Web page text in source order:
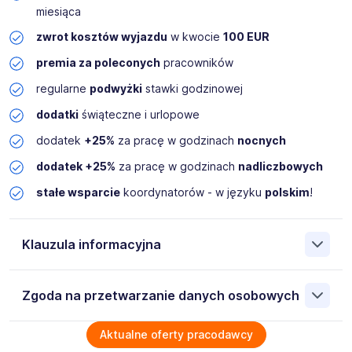
miesiąca
zwrot kosztów wyjazdu w kwocie 100 EUR
premia za poleconychpracowników
regularne podwyżkistawki godzinowej
dodatkiświąteczne i urlopowe
dodatek +25% za pracę w godzinach nocnych
dodatek +25% za pracę w godzinach nadliczbowych
stałe wsparciekoordynatorów - w języku polskim!
Klauzula informacyjna
z o.o. 70-560 Szczecin ul. Grodzka 20/4, NIP:
rekrutacji przez Administratora. Wiem, że przysługują mi
następujące prawa: prawo żądania dostępu do swoich
Zgoda na przetwarzanie danych osobowych
Wyrażam zgodę na przetwarzanie moich danych
Aktualne oferty pracodawcy